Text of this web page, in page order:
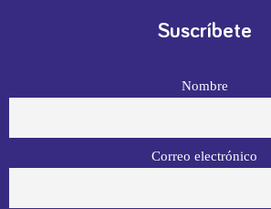
Suscríbete
Nombre
Correo electrónico